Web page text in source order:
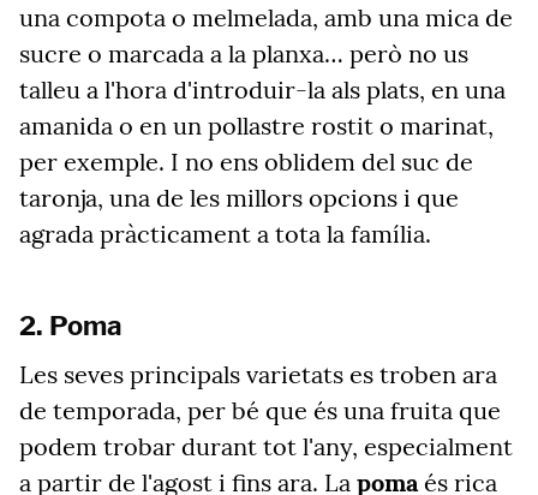
una compota o melmelada, amb una mica de
sucre o marcada a la planxa… però no us
talleu a l'hora d'introduir-la als plats, en una
amanida o en un pollastre rostit o marinat,
per exemple. I no ens oblidem del suc de
taronja, una de les millors opcions i que
agrada pràcticament a tota la família.
2. Poma
Les seves principals varietats es troben ara
de temporada, per bé que és una fruita que
podem trobar durant tot l'any, especialment
a partir de l'agost i fins ara. La pomaés rica